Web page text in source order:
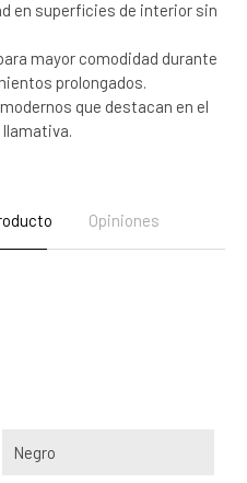
en superficies de interior sin
mayor comodidad durante
prolongados.
que destacan en el
Opiniones
Negro